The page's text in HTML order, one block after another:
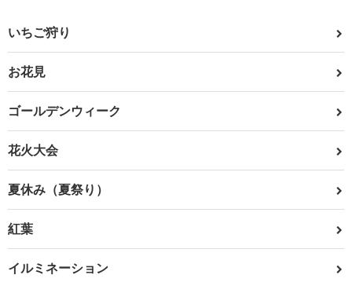
いちご狩り
お花見
ゴールデンウィーク
花火大会
夏休み（夏祭り）
紅葉
イルミネーション